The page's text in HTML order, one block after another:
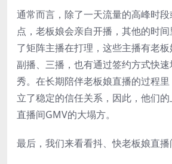
通常而言，除了一天流量的高峰时
点，老板娘会亲自开播，其他的时
了矩阵主播在打理，这些主播有老
副播、三播，也有通过签约方式快
秀。在长期陪伴老板娘直播的过程
立了稳定的信任关系，因此，他们
直播间GMV的大塌方。
最后，我们来看看抖、快老板娘直播